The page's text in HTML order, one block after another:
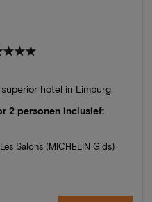
hotel in Limburg
2 personen inclusief:
Salons (MICHELIN Gids)